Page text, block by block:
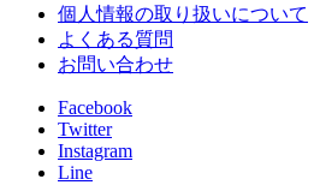
個人情報の取り扱いについて
よくある質問
お問い合わせ
Facebook
Twitter
Instagram
Line